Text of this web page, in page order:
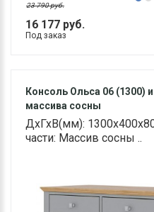
16 177 руб.
23 790 руб.
Под заказ
Консоль Ольса 06 (1300)
массива сосны
ДхГхВ(мм):
части: Массив сосны ..